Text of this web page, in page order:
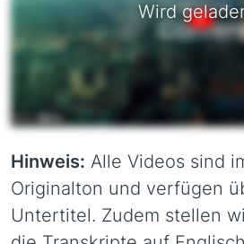
Wird
Hinweis: Alle Videos sind
Originalton und verfügen
Untertitel. Zudem stellen